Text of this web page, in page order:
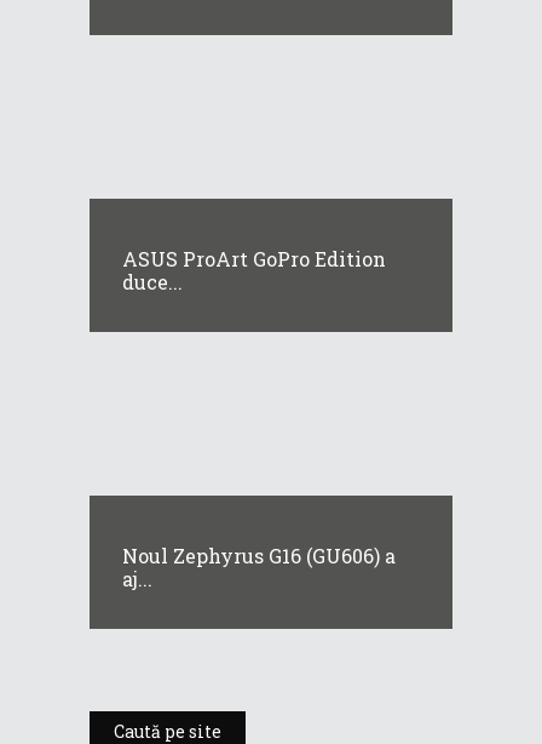
ASUS ProArt GoPro Edition
duce...
Noul Zephyrus G16 (GU606) a
aj...
Caută pe site